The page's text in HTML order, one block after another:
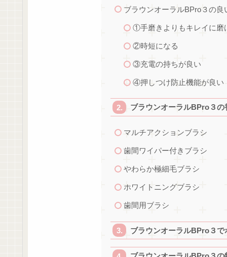
ブラウンオーラルBPro３の良
①手磨きよりもキレイに磨
②時短になる
③充電の持ちが良い
④押しつけ防止機能が良い
ブラウンオーラルBPro３
マルチアクションブラシ
歯間ワイパー付きブラシ
やわらか極細毛ブラシ
ホワイトニングブラシ
歯間用ブラシ
ブラウンオーラルBPro３